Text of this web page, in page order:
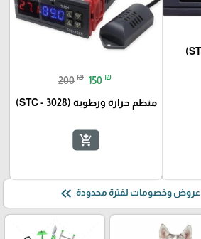
200 ₪ 150 ₪
منظم حرارة ورطوبة (STC - 3028)
add_shopping_cart
عروض وخصومات لفترة محدودة keyboard_double_arrow_left